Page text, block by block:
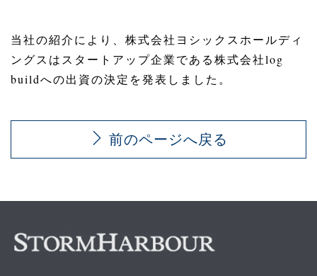
当社の紹介により、株式会社ヨシックスホールディ
ングスはスタートアップ企業である株式会社log
buildへの出資の決定を発表しました。
前のページへ戻る